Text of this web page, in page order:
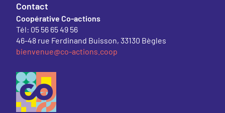
Contact
Coopérative Co-actions
Tél: 05 56 65 49 56
46-48 rue Ferdinand Buisson, 33130 Bègles
bienvenue@co-actions.coop